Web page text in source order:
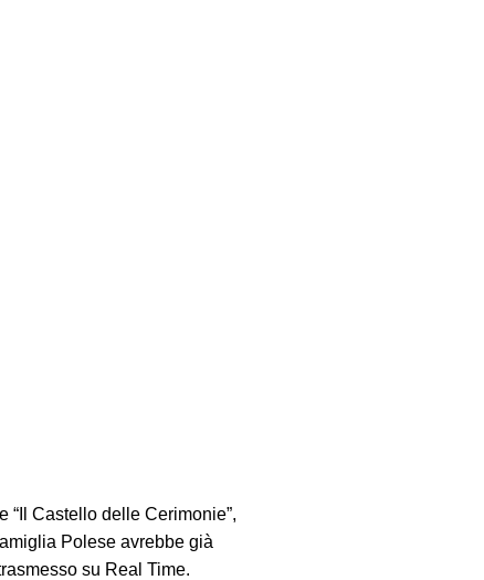
“Il Castello delle Cerimonie”,
Polese avrebbe già
su Real Time.